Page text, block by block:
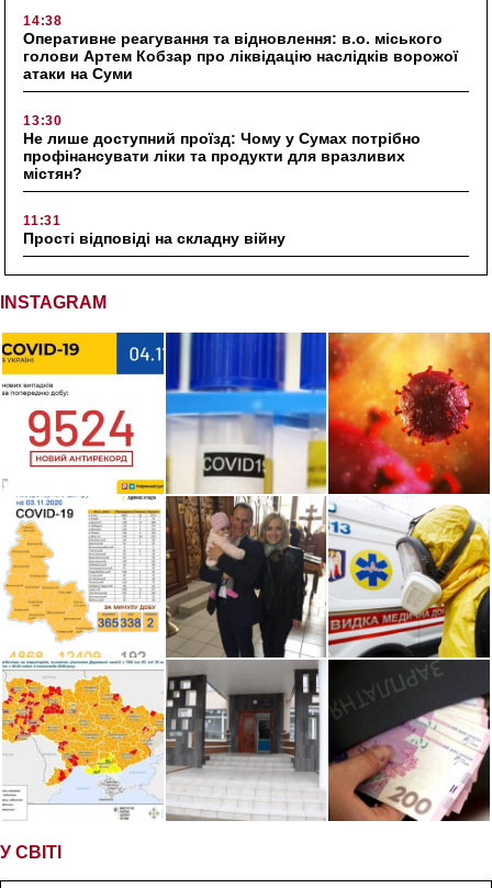
14:38
Оперативне реагування та відновлення: в.о. міського
голови Артем Кобзар про ліквідацію наслідків ворожої
атаки на Суми
13:30
Не лише доступний проїзд: Чому у Сумах потрібно
профінансувати ліки та продукти для вразливих
містян?
11:31
Прості відповіді на складну війну
INSTAGRAM
У СВІТІ